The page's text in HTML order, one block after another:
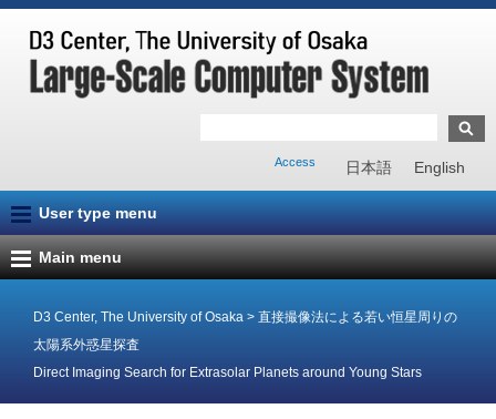
日本語 English
Access
User type menu
Main menu
D3 Center, The University of Osaka > 直接撮像法による若い恒星周りの
太陽系外惑星探査
Direct Imaging Search for Extrasolar Planets around Young Stars